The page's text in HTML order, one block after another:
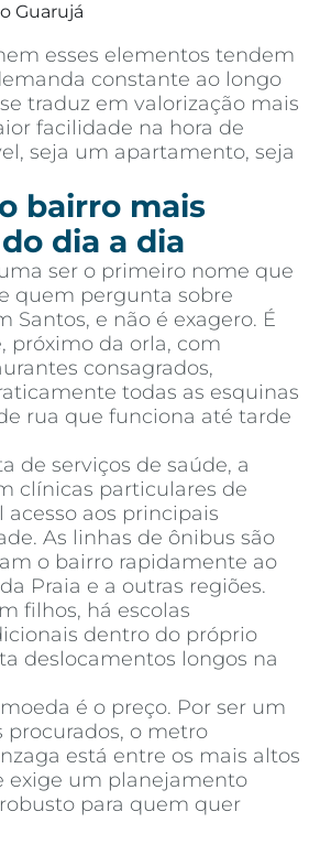
Guarujá
esses elementos tendem
constante ao longo
traduz em valorização mais
facilidade na hora de
seja um apartamento, seja
bairro mais
dia a dia
ser o primeiro nome que
quem pergunta sobre
Santos, e não é exagero. É
próximo da orla, com
consagrados,
todas as esquinas
rua que funciona até tarde
de serviços de saúde, a
clínicas particulares de
acesso aos principais
As linhas de ônibus são
o bairro rapidamente ao
Praia e a outras regiões.
filhos, há escolas
dentro do próprio
deslocamentos longos na
é o preço. Por ser um
procurados, o metro
está entre os mais altos
exige um planejamento
para quem quer